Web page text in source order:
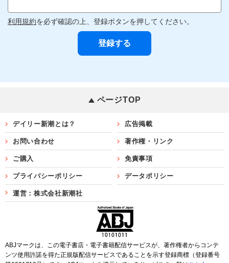
利用規約を必ず確認の上、登録ボタンを押してください。
ページTOP
デイリー新潮とは？ 広告掲載
お問い合わせ 著作権・リンク
ご購入 免責事項
プライバシーポリシー データポリシー
運営：株式会社新潮社
ABJマークは、この電子書店・電子書籍配信サービスが、著作権者からコンテ
ンツ使用許諾を得た正規版配信サービスであることを示す登録商標（登録番号